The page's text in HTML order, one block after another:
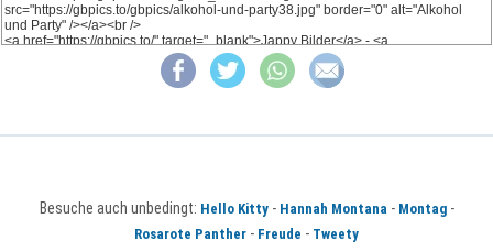
Besuche auch unbedingt: Hello Kitty- Hannah Montana - Montag-
Rosarote Panther - Freude - Tweety